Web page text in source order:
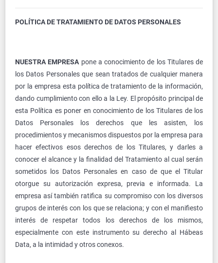
POLÍTICA DE TRATAMIENTO DE DATOS PERSONALES
NUESTRA EMPRESA pone a conocimiento de los Titulares de
los Datos Personales que sean tratados de cualquier manera
por la empresa esta política de tratamiento de la información,
dando cumplimiento con ello a la Ley. El propósito principal de
esta Política es poner en conocimiento de los Titulares de los
Datos Personales los derechos que les asisten, los
procedimientos y mecanismos dispuestos por la empresa para
hacer efectivos esos derechos de los Titulares, y darles a
conocer el alcance y la finalidad del Tratamiento al cual serán
sometidos los Datos Personales en caso de que el Titular
otorgue su autorización expresa, previa e informada. La
empresa así también ratifica su compromiso con los diversos
grupos de interés con los que se relaciona; y con el manifiesto
interés de respetar todos los derechos de los mismos,
especialmente con este instrumento su derecho al Hábeas
Data, a la intimidad y otros conexos.